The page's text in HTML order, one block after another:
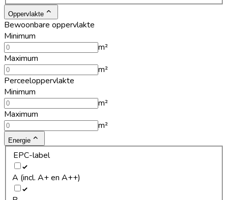
Oppervlakte
Bewoonbare oppervlakte
Minimum
m²
Maximum
m²
Perceeloppervlakte
Minimum
m²
Maximum
m²
Energie
EPC-label
A (incl. A+ en A++)